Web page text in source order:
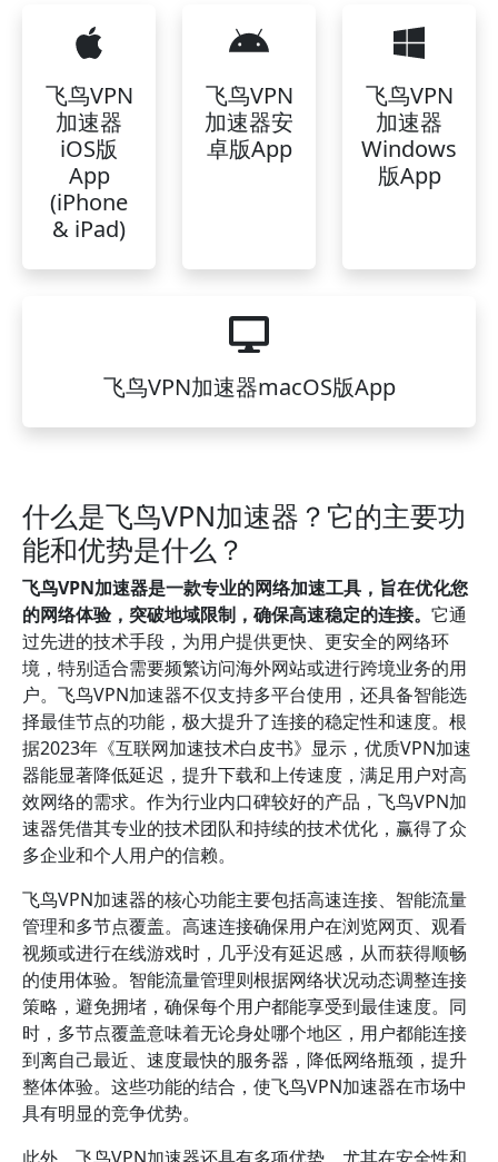
飞鸟VPN
加速器
iOS版
App
(iPhone
& iPad)
飞鸟VPN
加速器安
卓版App
飞鸟VPN
加速器
Windows
版App
飞鸟VPN加速器macOS版App
什么是飞鸟VPN加速器？它的主要功
能和优势是什么？
飞鸟VPN加速器是一款专业的网络加速工具，旨在优化您
的网络体验，突破地域限制，确保高速稳定的连接。 它通
过先进的技术手段，为用户提供更快、更安全的网络环
境，特别适合需要频繁访问海外网站或进行跨境业务的用
户。飞鸟VPN加速器不仅支持多平台使用，还具备智能选
择最佳节点的功能，极大提升了连接的稳定性和速度。根
据2023年《互联网加速技术白皮书》显示，优质VPN加速
器能显著降低延迟，提升下载和上传速度，满足用户对高
效网络的需求。作为行业内口碑较好的产品，飞鸟VPN加
速器凭借其专业的技术团队和持续的技术优化，赢得了众
多企业和个人用户的信赖。
飞鸟VPN加速器的核心功能主要包括高速连接、智能流量
管理和多节点覆盖。高速连接确保用户在浏览网页、观看
视频或进行在线游戏时，几乎没有延迟感，从而获得顺畅
的使用体验。智能流量管理则根据网络状况动态调整连接
策略，避免拥堵，确保每个用户都能享受到最佳速度。同
时，多节点覆盖意味着无论身处哪个地区，用户都能连接
到离自己最近、速度最快的服务器，降低网络瓶颈，提升
整体体验。这些功能的结合，使飞鸟VPN加速器在市场中
具有明显的竞争优势。
此外，飞鸟VPN加速器还具有多项优势，尤其在安全性和